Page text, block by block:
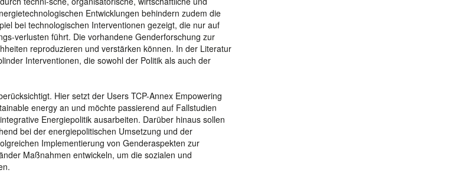
Entwicklungen behindern zudem die
bei technologischen Interventionen gezeigt, die nur auf
verlusten führt. Die vorhandene Genderforschung zur
reproduzieren und verstärken können. In der Literatur
Interventionen, die sowohl der Politik als auch der
Hier setzt der Users TCP-Annex Empowering
energy an und möchte passierend auf Fallstudien
Energiepolitik ausarbeiten. Darüber hinaus sollen
bei der energiepolitischen Umsetzung und der
Implementierung von Genderaspekten zur
Maßnahmen entwickeln, um die sozialen und